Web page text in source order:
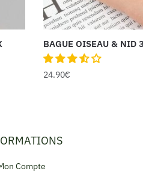
BAGUE OISEAU & NID
24.90€
Compte